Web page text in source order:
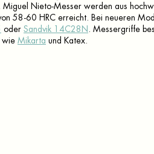
Nieto-Messer werden aus
58-60 HRC erreicht. Bei neueren
oder Sandvik 14C28N
. Messergriffe
wie Mikarta und Katex.